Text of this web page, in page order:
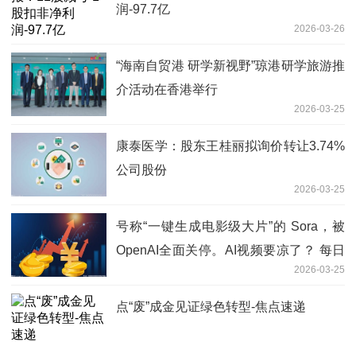
润-97.7亿
2026-03-26
“海南自贸港 研学新视野”琼港研学旅游推
介活动在香港举行
2026-03-25
康泰医学：股东王桂丽拟询价转让3.74%
公司股份
2026-03-25
号称“一键生成电影级大片”的 Sora，被
OpenAI全面关停。AI视频要凉了？ 每日
2026-03-25
点“废”成金见证绿色转型-焦点速递